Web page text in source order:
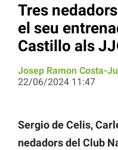
Tres
el seu
Castillo als
Josep Ramon Costa-
22/06/2024 11:47
Sergio de Celis,
nedadors del Club